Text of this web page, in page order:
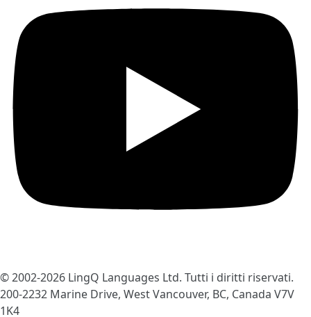
© 2002-2026 LingQ Languages Ltd. Tutti i diritti riservati.
200-2232 Marine Drive, West Vancouver, BC, Canada V7V
1K4